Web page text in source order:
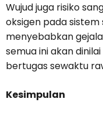
Wujud juga risiko
oksigen pada
menyebabkan
semua ini akan
bertugas sewaktu
Kesimpulan